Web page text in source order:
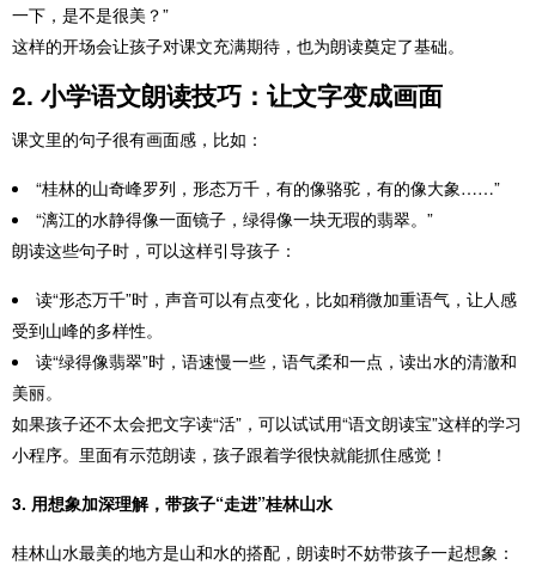
一下，是不是很美？”
这样的开场会让孩子对课文充满期待，也为朗读奠定了基础。
2. 小学语文朗读技巧：让文字变成画面
课文里的句子很有画面感，比如：
“桂林的山奇峰罗列，形态万千，有的像骆驼，有的像大象……”
“漓江的水静得像一面镜子，绿得像一块无瑕的翡翠。”
朗读这些句子时，可以这样引导孩子：
读“形态万千”时，声音可以有点变化，比如稍微加重语气，让人感
受到山峰的多样性。
读“绿得像翡翠”时，语速慢一些，语气柔和一点，读出水的清澈和
美丽。
如果孩子还不太会把文字读“活”，可以试试用“语文朗读宝”这样的学习
小程序。里面有示范朗读，孩子跟着学很快就能抓住感觉！
3. 用想象加深理解，带孩子“走进”桂林山水
桂林山水最美的地方是山和水的搭配，朗读时不妨带孩子一起想象：